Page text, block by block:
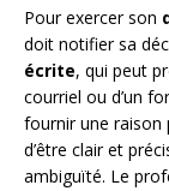
Pour exercer son
doit notifier sa
écrite, qui peut
courriel ou d’un
fournir une raison
d’être clair et
ambiguïté. Le